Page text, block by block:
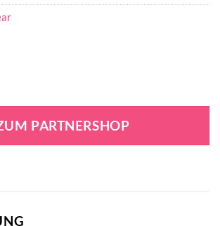
PARTNERSHOP